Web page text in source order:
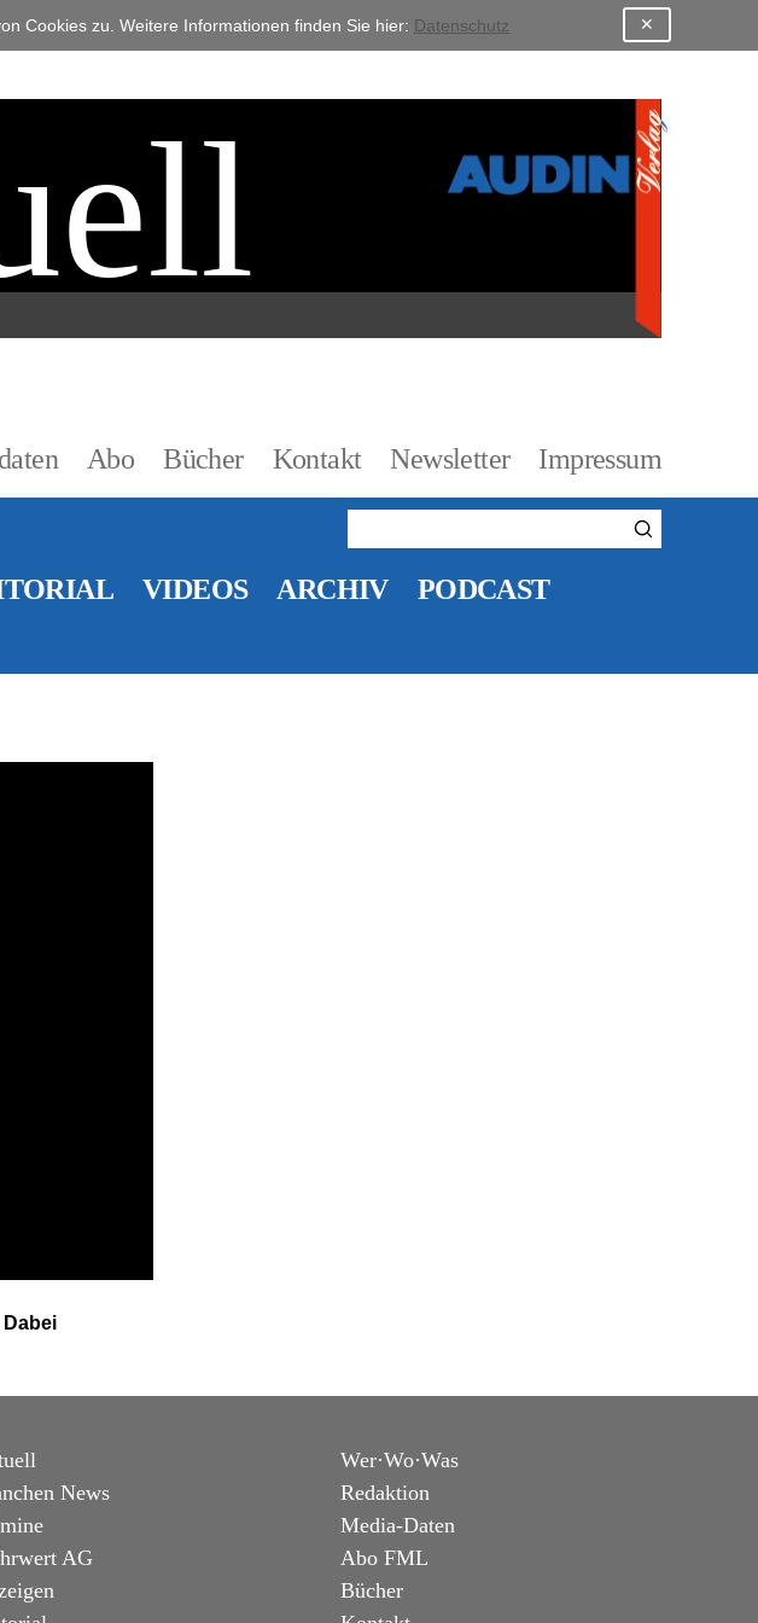
Cookies zu. Weitere Informationen finden Sie hier: Datenschutz ✕
Abo Bücher Kontakt Newsletter Impressum
VIDEOS ARCHIV
PODCAST
News
AG
Wer·Wo·Was
Redaktion
Media-Daten
Abo FML
Bücher